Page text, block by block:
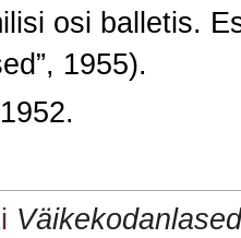
osi balletis.
1955).
Väikekodanlased